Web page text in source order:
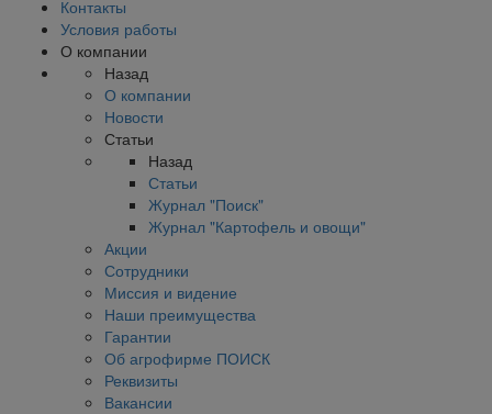
Контакты
Условия работы
О компании
Назад
О компании
Новости
Статьи
Назад
Статьи
Журнал "Поиск"
Журнал "Картофель и овощи"
Акции
Сотрудники
Миссия и видение
Наши преимущества
Гарантии
Об агрофирме ПОИСК
Реквизиты
Вакансии